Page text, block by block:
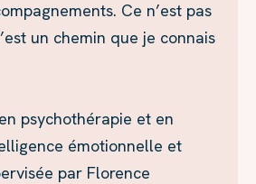
Ce n’est pas
un chemin que je connais
psychothérapie et en
émotionnelle et
par Florence